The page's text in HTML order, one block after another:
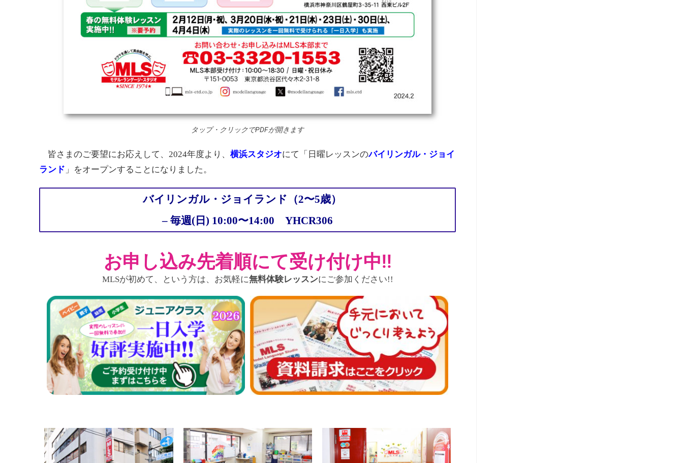
タップ・クリックでPDFが開きます
皆さまのご要望にお応えして、2024年度より、横浜スタジオにて 「日曜レッスンのバイリンガル・ジョイ
ランド 」をオープンすることになりました。
バイリンガル・ジョイランド（2〜5歳）
– 毎週(日) 10:00〜14:00 YHCR306
お申し込み先着順にて受け付け中!!
MLSが初めて、という方は、お気軽に無料体験レッスンにご参加ください!!